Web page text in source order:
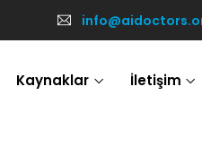
Kaynaklar İletişim